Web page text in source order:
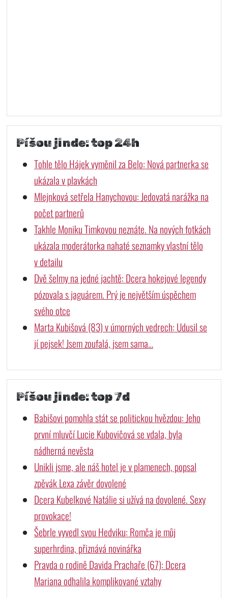
Píšou jinde: top 24h
Tohle tělo Hájek vyměnil za Belo: Nová partnerka se
ukázala v plavkách
Mlejnková setřela Hanychovou: Jedovatá narážka na
počet partnerů
Takhle Moniku Timkovou neznáte. Na nových fotkách
ukázala moderátorka nahaté seznamky vlastní tělo
v detailu
Dvě šelmy na jedné jachtě: Dcera hokejové legendy
pózovala s jaguárem. Prý je největším úspěchem
svého otce
Marta Kubišová (83) v úmorných vedrech: Udusil se
jí pejsek! Jsem zoufalá, jsem sama…
Píšou jinde: top 7d
Babišovi pomohla stát se politickou hvězdou: Jeho
první mluvčí Lucie Kubovičová se vdala, byla
nádherná nevěsta
Unikli jsme, ale náš hotel je v plamenech, popsal
zpěvák Lexa závěr dovolené
Dcera Kubelkové Natálie si užívá na dovolené. Sexy
provokace!
Šebrle vyvedl svou Hedviku: Romča je můj
superhrdina, přiznává novinářka
Pravda o rodině Davida Prachaře (67): Dcera
Mariana odhalila komplikované vztahy